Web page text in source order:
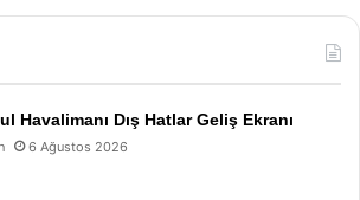
Havalimanı Dış Hatlar Geliş Ekranı
6 Ağustos 2026